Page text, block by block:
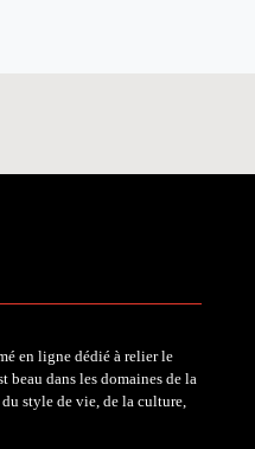
en ligne dédié à relier le
dans les domaines de la
style de vie, de la culture,